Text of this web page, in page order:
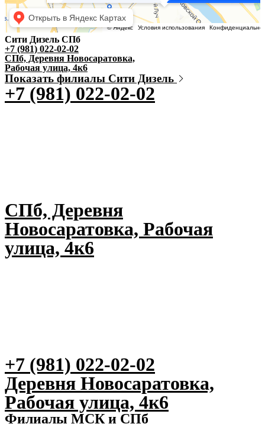
Сити Дизель СПб
+7 (981) 022-02-02
СПб, Деревня Новосаратовка,
Рабочая улица, 4к6
Показать филиалы Сити Дизель
+7 (981) 022-02-02
СПб, Деревня
Новосаратовка, Рабочая
улица, 4к6
+7 (981) 022-02-02
Деревня Новосаратовка,
Рабочая улица, 4к6
Филиалы МСК и СПб